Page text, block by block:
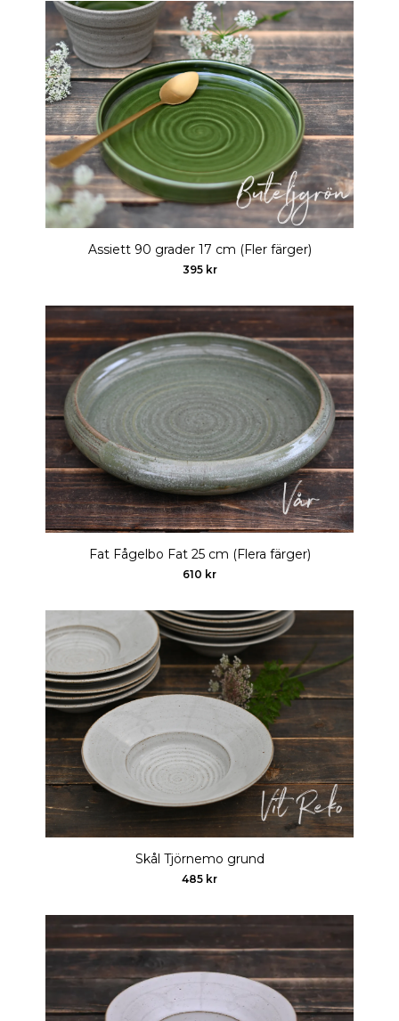
Assiett 90 grader 17 cm (Fler färger)
395 kr
Fat Fågelbo Fat 25 cm (Flera färger)
610 kr
Skål Tjörnemo grund
485 kr